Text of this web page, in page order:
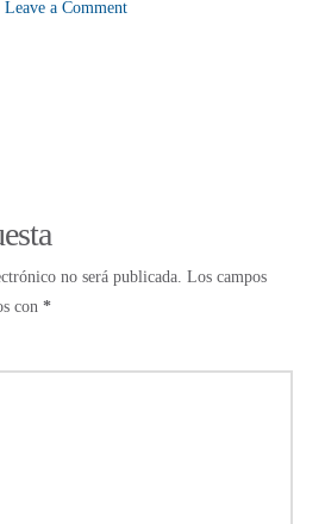
Leave a Comment
no será publicada. Los campos
con *